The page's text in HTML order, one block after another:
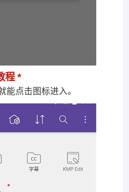
程
能点击图标进入。